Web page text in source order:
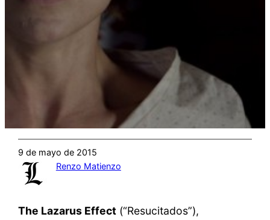
9 de mayo de 2015
Renzo Matienzo
The Lazarus Effect (“Resucitados”),